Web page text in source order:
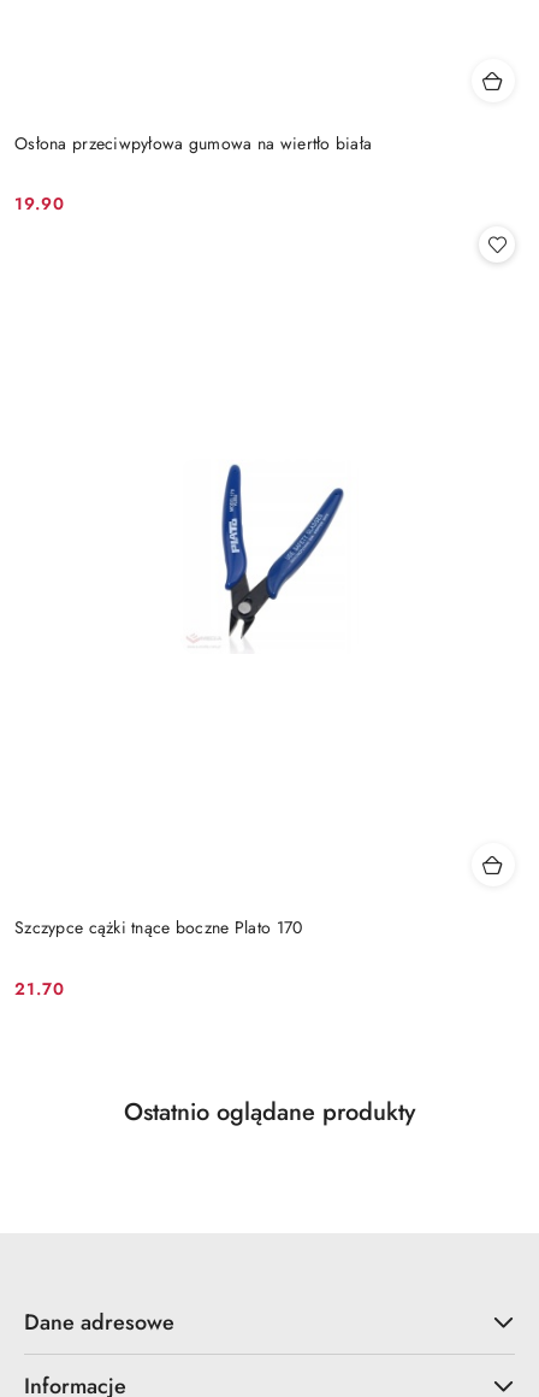
Osłona przeciwpyłowa gumowa na wiertło biała
Cena:
19.90
Szczypce cążki tnące boczne Plato 170
Cena:
21.70
Pomiń karuzelę produktów
Produkty
Ostatnio oglądane produkty
Dane adresowe
Informacje